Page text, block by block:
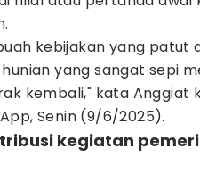
kebijakan yang patut
yang sangat sepi
kembali," kata Anggiat
Senin (9/6/2025).
kegiatan